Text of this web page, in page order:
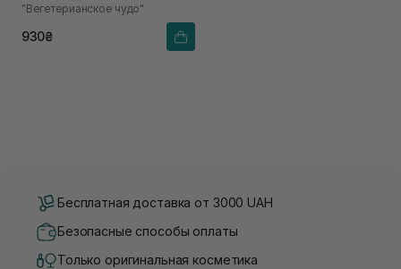
"Вегетерианское чудо"
930₴
Бесплатная доставка от 3000 UAH
Безопасные способы оплаты
Только оригинальная косметика